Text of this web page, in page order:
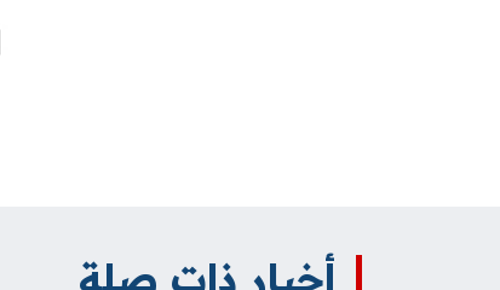
أخبار ذات صلة